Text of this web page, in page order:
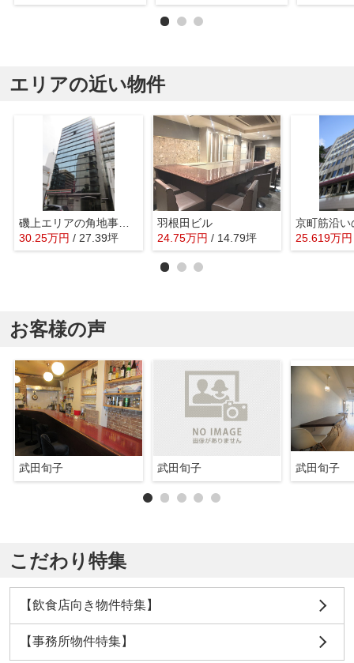
エリアの近い物件
磯上エリアの角地事務所ビル
30.25万円 / 27.39坪
羽根田ビル
24.75万円 / 14.79坪 25.619万円
お客様の声
武田旬子 武田旬子 武田旬子
こだわり特集
【飲食店向き物件特集】
【事務所物件特集】